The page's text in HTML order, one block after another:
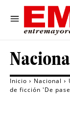
Inicio Nacional
de ficción 'De